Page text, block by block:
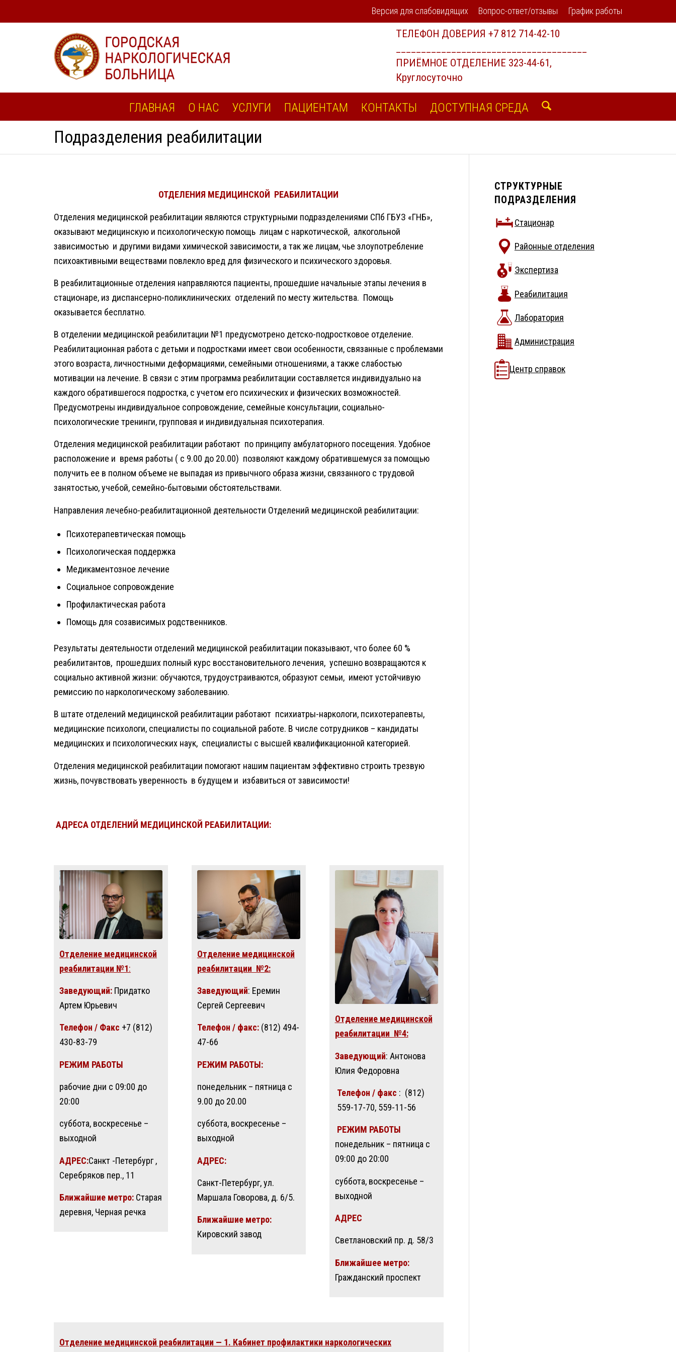
Версия для слабовидящих Вопрос-ответ/отзывы График работы
ГЛАВНАЯ О НАС УСЛУГИ ПАЦИЕНТАМ КОНТАКТЫ ДОСТУПНАЯ СРЕДА
Подразделения реабилитации
ОТДЕЛЕНИЯ МЕДИЦИНСКОЙ РЕАБИЛИТАЦИИ
Отделения медицинской реабилитации являются структурными подразделениями СПб ГБУЗ «ГНБ»,
оказывают медицинскую и психологическую помощь лицам с наркотической, алкогольной
зависимостью и другими видами химической зависимости, а так же лицам, чье злоупотребление
психоактивными веществами повлекло вред для физического и психического здоровья.
В реабилитационные отделения направляются пациенты, прошедшие начальные этапы лечения в
стационаре, из диспансерно-поликлинических отделений по месту жительства. Помощь
оказывается бесплатно.
В отделении медицинской реабилитации №1 предусмотрено детско-подростковое отделение.
Реабилитационная работа с детьми и подростками имеет свои особенности, связанные с проблемами
этого возраста, личностными деформациями, семейными отношениями, а также слабостью
мотивации на лечение. В связи с этим программа реабилитации составляется индивидуально на
каждого обратившегося подростка, с учетом его психических и физических возможностей.
Предусмотрены индивидуальное сопровождение, семейные консультации, социально-
психологические тренинги, групповая и индивидуальная психотерапия.
Отделения медицинской реабилитации работают по принципу амбулаторного посещения. Удобное
расположение и время работы ( с 9.00 до 20.00) позволяют каждому обратившемуся за помощью
получить ее в полном объеме не выпадая из привычного образа жизни, связанного с трудовой
занятостью, учебой, семейно-бытовыми обстоятельствами.
Направления лечебно-реабилитационной деятельности Отделений медицинской реабилитации:
Психотерапевтическая помощь
Психологическая поддержка
Медикаментозное лечение
Социальное сопровождение
Профилактическая работа
Помощь для созависимых родственников.
Результаты деятельности отделений медицинской реабилитации показывают, что более 60 %
реабилитантов, прошедших полный курс восстановительного лечения, успешно возвращаются к
социально активной жизни: обучаются, трудоустраиваются, образуют семьи, имеют устойчивую
ремиссию по наркологическому заболеванию.
В штате отделений медицинской реабилитации работают психиатры-наркологи, психотерапевты,
медицинские психологи, специалисты по социальной работе. В числе сотрудников – кандидаты
медицинских и психологических наук, специалисты с высшей квалификационной категорией.
Отделения медицинской реабилитации помогают нашим пациентам эффективно строить трезвую
жизнь, почувствовать уверенность в будущем и избавиться от зависимости!
АДРЕСА ОТДЕЛЕНИЙ МЕДИЦИНСКОЙ РЕАБИЛИТАЦИИ:
Отделение медицинской
реабилитации №1:
Заведующий: Придатко
Артем Юрьевич
Телефон / Факс +7 (812)
430-83-79
РЕЖИМ РАБОТЫ
рабочие дни с 09:00 до
20:00
суббота, воскресенье –
выходной
АДРЕС:Санкт -Петербург ,
Серебряков пер., 11
Ближайшие метро: Старая
деревня, Черная речка
Отделение медицинской
реабилитации №2:
Заведующий: Еремин
Сергей Сергеевич
Телефон / факс: (812) 494-
47-66
РЕЖИМ РАБОТЫ:
понедельник – пятница с
9.00 до 20.00
суббота, воскресенье –
выходной
АДРЕС:
Санкт-Петербург, ул.
Маршала Говорова, д. 6/5.
Ближайшие метро:
Кировский завод
Отделение медицинской
реабилитации №4:
Заведующий: Антонова
Юлия Федоровна
Телефон / факс : (812)
559-17-70, 559-11-56
РЕЖИМ РАБОТЫ
понедельник – пятница с
09:00 до 20:00
суббота, воскресенье –
выходной
АДРЕС
Светлановский пр. д. 58/3
Ближайшее метро:
Гражданский проспект
Отделение медицинской реабилитации — 1. Кабинет профилактики наркологических
СТРУКТУРНЫЕ
ПОДРАЗДЕЛЕНИЯ
Стационар
Районные отделения
Экспертиза
Реабилитация
Лаборатория
Администрация
Центр справок